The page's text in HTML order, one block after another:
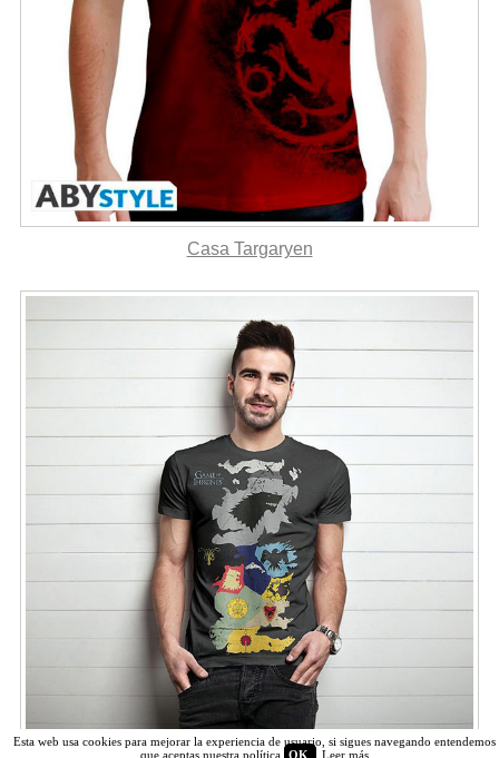
Casa Targaryen
Esta web usa cookies para mejorar la experiencia de usuario, si sigues navegando entendemos
que aceptas nuestra política OK Leer más